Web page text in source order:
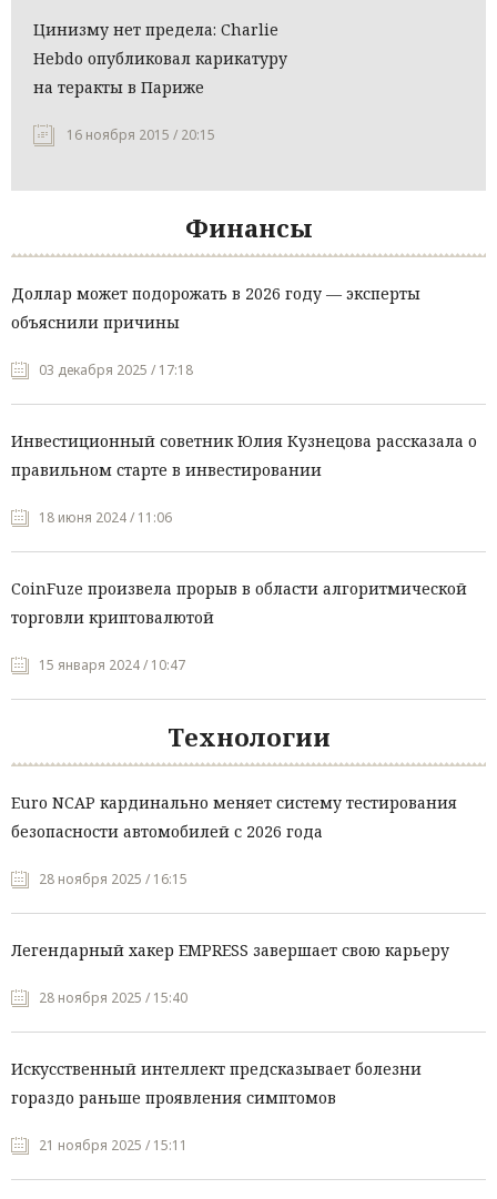
Цинизму нет предела: Charlie
Hebdo опубликовал карикатуру
на теракты в Париже
16 ноября 2015 / 20:15
Финансы
Доллар может подорожать в 2026 году — эксперты
объяснили причины
03 декабря 2025 / 17:18
Инвестиционный советник Юлия Кузнецова рассказала о
правильном старте в инвестировании
18 июня 2024 / 11:06
CoinFuze произвела прорыв в области алгоритмической
торговли криптовалютой
15 января 2024 / 10:47
Технологии
Euro NCAP кардинально меняет систему тестирования
безопасности автомобилей с 2026 года
28 ноября 2025 / 16:15
Легендарный хакер EMPRESS завершает свою карьеру
28 ноября 2025 / 15:40
Искусственный интеллект предсказывает болезни
гораздо раньше проявления симптомов
21 ноября 2025 / 15:11